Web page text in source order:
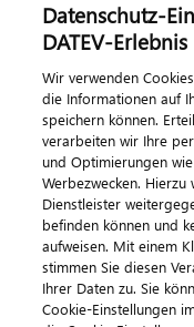
Dialog & Medien
Veranstaltungen
DATEV magazin
DATEV-Community
DATEV-Newsletter
Datenschutz-
DATEV-Erlebnis
Wir verwenden
die Informationen auf
speichern können.
verarbeiten wir Ihre
und Optimierungen
Werbezwecken.
Dienstleister
befinden können und
aufweisen. Mit einem
stimmen Sie diesen
Ihrer Daten zu. Sie
Cookie-Einstellungen